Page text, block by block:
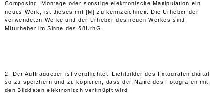
Composing, Montage oder sonstige elektronische Manipulation ein
neues Werk, ist dieses mit [M] zu kennzeichnen. Die Urheber der
verwendeten Werke und der Urheber des neuen Werkes sind
Miturheber im Sinne des §8UrhG.
2. Der Auftraggeber ist verpflichtet, Lichtbilder des Fotografen digital
so zu speichern und zu kopieren, dass der Name des Fotografen mit
den Bilddaten elektronisch verknüpft wird.